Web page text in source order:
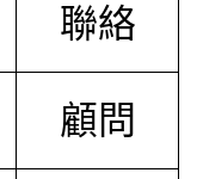
聯絡
顧問